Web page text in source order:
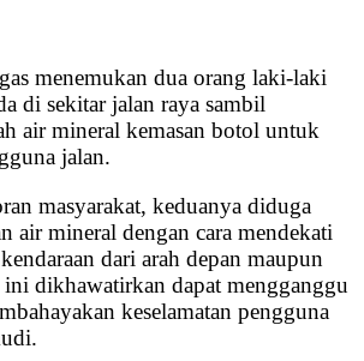
menemukan dua orang laki-laki
di sekitar jalan raya sambil
air mineral kemasan botol untuk
jalan.
masyarakat, keduanya diduga
air mineral dengan cara mendekati
dari arah depan maupun
dikhawatirkan dapat mengganggu
keselamatan pengguna